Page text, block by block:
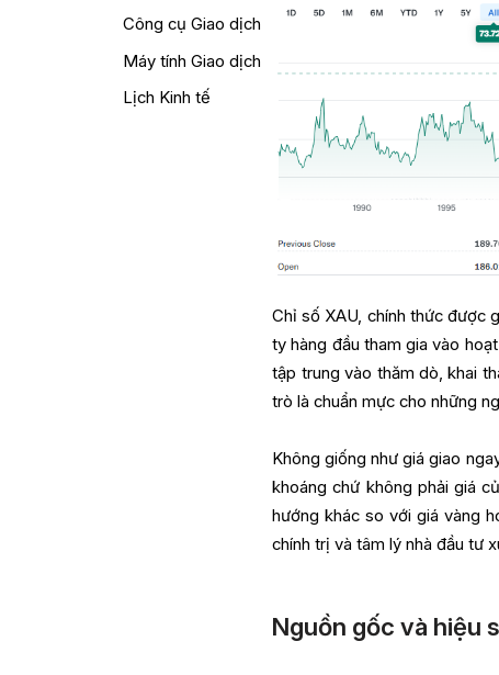
Công cụ Giao dịch
Máy tính Giao dịch
Lịch Kinh tế
Chỉ số XAU, chính thức được
ty hàng đầu tham gia vào
tập trung vào thăm dò, khai
trò là chuẩn mực cho những
Không giống như giá giao
khoáng chứ không phải giá
hướng khác so với giá vàng
chính trị và tâm lý nhà đầu tư
Nguồn gốc và hiệu